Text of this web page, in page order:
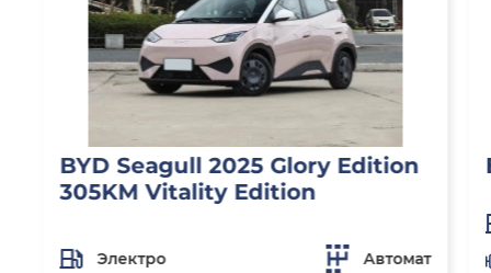
BYD Seagull 2025 Glory Edition
305KM Vitality Edition
Электро
Автомат